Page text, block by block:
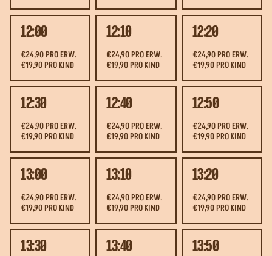
12:00
€24,90 PRO ERW.
€19,90 PRO KIND
12:10
€24,90 PRO ERW.
€19,90 PRO KIND
12:20
€24,90 PRO ERW.
€19,90 PRO KIND
12:30
€24,90 PRO ERW.
€19,90 PRO KIND
12:40
€24,90 PRO ERW.
€19,90 PRO KIND
12:50
€24,90 PRO ERW.
€19,90 PRO KIND
13:00
€24,90 PRO ERW.
€19,90 PRO KIND
13:10
€24,90 PRO ERW.
€19,90 PRO KIND
13:20
€24,90 PRO ERW.
€19,90 PRO KIND
13:30 13:40 13:50